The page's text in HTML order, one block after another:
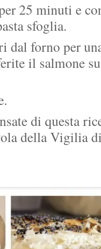
25 minuti e
sfoglia.
dal forno per
il salmone
di questa
della Vigilia